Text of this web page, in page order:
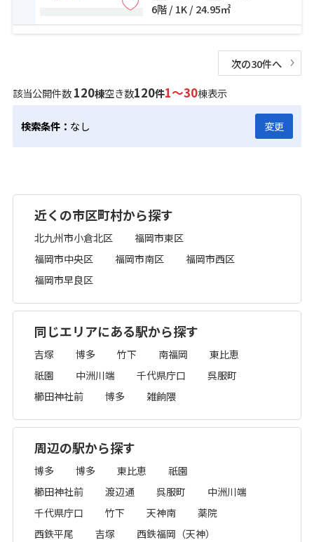
6階 / 1K / 24.95㎡
次の30件へ
該当公開件数120棟空き数120件1～30棟表示
検索条件： なし 変更
近くの市区町村から探す
北九州市小倉北区
福岡市東区
福岡市中央区
福岡市南区
福岡市西区
福岡市早良区
同じエリアにある駅から探す
吉塚 博多 竹下 南福岡
東比恵
祇園
中洲川端 千代県庁口
呉服町
櫛田神社前
博多 雑餉隈
周辺の駅から探す
博多 博多 東比恵
祇園
櫛田神社前
渡辺通 呉服町
中洲川端
千代県庁口
竹下 天神南
薬院
西鉄平尾
吉塚
西鉄福岡（天神）